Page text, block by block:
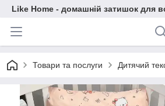
Like Home - домашній затишок для
Товари та послуги Дитячий